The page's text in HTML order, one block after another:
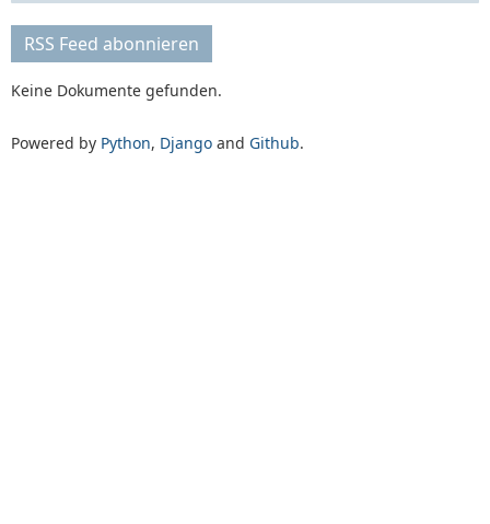
RSS Feed abonnieren
Keine Dokumente gefunden.
Powered by Python, Django and Github.